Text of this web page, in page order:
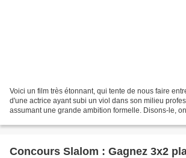
Voici un film très étonnant, qui tente de nous faire
d'une actrice ayant subi un viol dans son milieu
assumant une grande ambition formelle. Disons-le,
Concours Slalom : Gagnez 3x2